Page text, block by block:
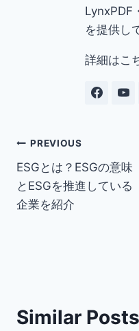
LynxPDF
を提供し
詳細はこ
Post
navigation
PREVIOUS
ESGとは？ESGの意味
とESGを推進している
企業を紹介
Similar Posts